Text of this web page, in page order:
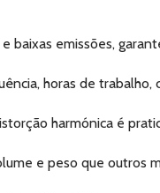
baixas emissões,
horas de
harmónica é
e peso que outros